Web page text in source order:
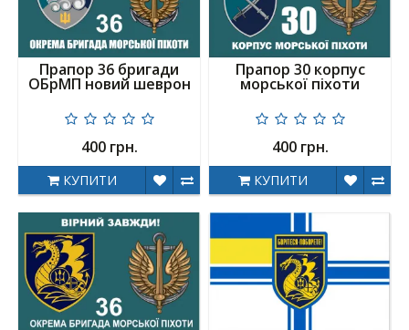
Прапор 36 бригади
ОБрМП новий шеврон
400 грн.
КУПИТИ
Прапор 30 корпус
морської піхоти
400 грн.
КУПИТИ